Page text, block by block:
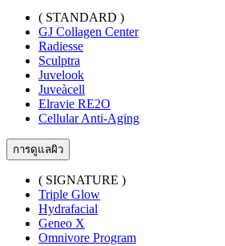
( STANDARD )
GJ Collagen Center
Radiesse
Sculptra
Juvelook
Juveàcell
Elravie RE2O
Cellular Anti-Aging
การดูแลผิว
( SIGNATURE )
Triple Glow
Hydrafacial
Geneo X
Omnivore Program